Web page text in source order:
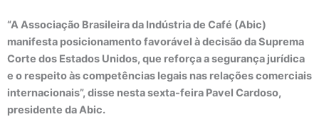
“A Associação Brasileira da Indústria de Café (Abic)
manifesta posicionamento favorável à decisão da Suprema
Corte dos Estados Unidos, que reforça a segurança jurídica
e o respeito às competências legais nas relações comerciais
internacionais”, disse nesta sexta-feira Pavel Cardoso,
presidente da Abic.